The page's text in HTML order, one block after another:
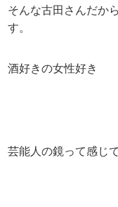
そんな古田さんだか
す。
酒好きの女性好き
芸能人の鏡って感じ